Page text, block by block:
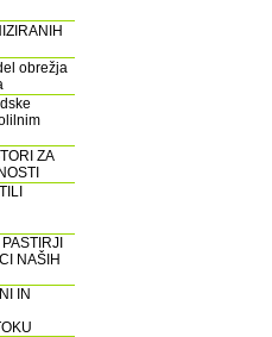
obrežja
ZA
NAŠIH
IN